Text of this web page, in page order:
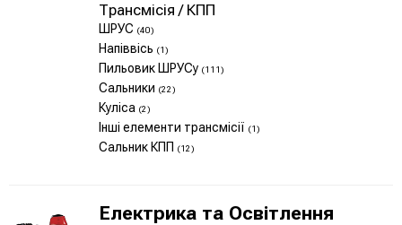
Трансмісія / КПП
ШРУС (40)
Напіввісь (1)
Пильовик ШРУСу (111)
Сальники (22)
Куліса (2)
Інші елементи трансмісії (1)
Сальник КПП (12)
Електрика та Освітлення